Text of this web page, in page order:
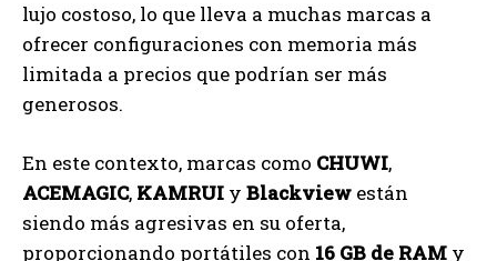
lujo costoso, lo que lleva a muchas marcas a
ofrecer configuraciones con memoria más
limitada a precios que podrían ser más
generosos.
En este contexto, marcas como CHUWI,
ACEMAGIC, KAMRUI y Blackview están
siendo más agresivas en su oferta,
proporcionando portátiles con 16 GB de RAM y